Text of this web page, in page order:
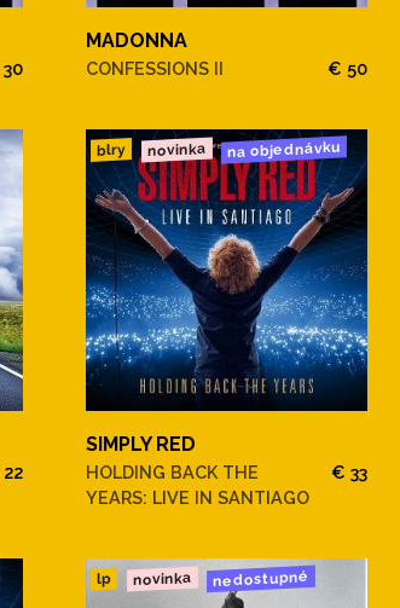
MADONNA
CONFESSIONS II € 50
blry novinka na objednávku
SIMPLY RED
HOLDING BACK THE
YEARS: LIVE IN SANTIAGO
€ 33
lp novinka nedostupné